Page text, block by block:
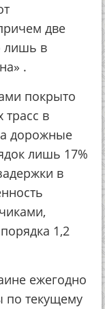
две
лишь в
.
покрыто
трасс в
дорожные
лишь 17%
в
1,2
ежегодно
по текущему